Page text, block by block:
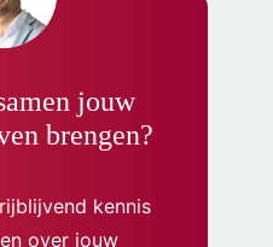
jouw
brengen?
kennis
over jouw